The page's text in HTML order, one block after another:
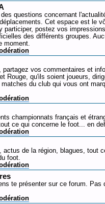
questions concernant
Cet espace est le
participer, postez vos
des différents groupes.
moment.
partagez vos commentaires et
Rouge, qu'ils soient joueurs,
du club qui vous ont
championnats français et
ce qui concerne le foot... en
actus de la région, blagues, tout
foot.
te présenter sur ce forum. Pas